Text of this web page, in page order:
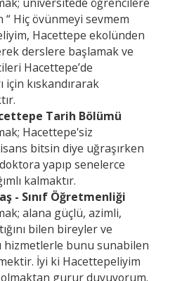
“ Hiç övünmeyi sevmem
Hacettepe ekolünden
derslere başlamak ve
Hacettepe’de
için kıskandırarak
Tarih Bölümü
Hacettepe'siz
bitsin diye uğraşırken
yapıp senelerce
kalmaktır.
- Sınıf Öğretmenliği
alana güçlü, azimli,
bilen bireyler ve
hizmetlerle bunu sunabilen
İyi ki Hacettepeliyim
gurur duyuyorum.